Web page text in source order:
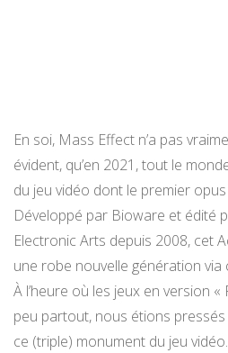
En soi, Mass Effect n’a pas
évident, qu’en 2021, tout le
du jeu vidéo dont le premier
Développé par Bioware et édité
Electronic Arts depuis 2008, cet
une robe nouvelle génération via
À l’heure où les jeux en version
peu partout, nous étions
ce (triple) monument du jeu vidéo.